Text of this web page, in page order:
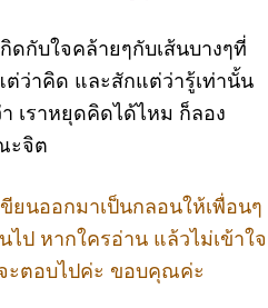
ดกับใจคล้ายๆกับเส้นบางๆที่
ต่ว่าคิด และสักแต่ว่ารู้เท่านั้น
เราหยุดคิดได้ไหม ก็ลอง
ะจิต
นออกมาเป็นกลอนให้เพื่อนๆ
หากใครอ่าน แล้วไม่เข้าใจ
จะตอบไปค่ะ ขอบคุณค่ะ